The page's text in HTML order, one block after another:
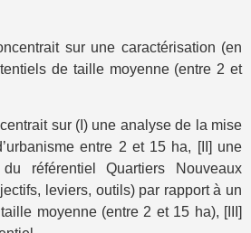
sur une caractérisation (en
de taille moyenne (entre 2 et
sur (I) une analyse de la mise
entre 2 et 15 ha, [II] une
référentiel Quartiers Nouveaux
leviers, outils) par rapport à un
moyenne (entre 2 et 15 ha), [III]